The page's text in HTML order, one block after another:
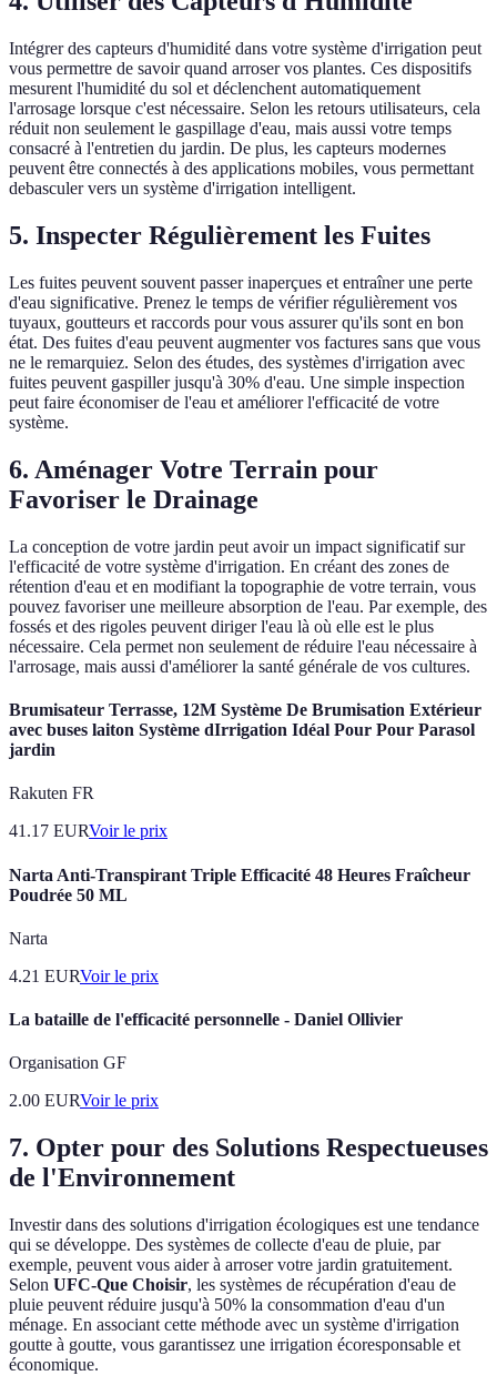
Intégrer des capteurs d'humidité dans votre système d'irrigation peut
vous permettre de savoir quand arroser vos plantes. Ces dispositifs
mesurent l'humidité du sol et déclenchent automatiquement
l'arrosage lorsque c'est nécessaire. Selon les retours utilisateurs, cela
réduit non seulement le gaspillage d'eau, mais aussi votre temps
consacré à l'entretien du jardin. De plus, les capteurs modernes
peuvent être connectés à des applications mobiles, vous permettant
debasculer vers un système d'irrigation intelligent.
5. Inspecter Régulièrement les Fuites
Les fuites peuvent souvent passer inaperçues et entraîner une perte
d'eau significative. Prenez le temps de vérifier régulièrement vos
tuyaux, goutteurs et raccords pour vous assurer qu'ils sont en bon
état. Des fuites d'eau peuvent augmenter vos factures sans que vous
ne le remarquiez. Selon des études, des systèmes d'irrigation avec
fuites peuvent gaspiller jusqu'à 30% d'eau. Une simple inspection
peut faire économiser de l'eau et améliorer l'efficacité de votre
système.
6. Aménager Votre Terrain pour
Favoriser le Drainage
La conception de votre jardin peut avoir un impact significatif sur
l'efficacité de votre système d'irrigation. En créant des zones de
rétention d'eau et en modifiant la topographie de votre terrain, vous
pouvez favoriser une meilleure absorption de l'eau. Par exemple, des
fossés et des rigoles peuvent diriger l'eau là où elle est le plus
nécessaire. Cela permet non seulement de réduire l'eau nécessaire à
l'arrosage, mais aussi d'améliorer la santé générale de vos cultures.
Brumisateur Terrasse, 12M Système De Brumisation Extérieur
avec buses laiton Système dIrrigation Idéal Pour Pour Parasol
jardin
Rakuten FR
41.17 EURVoir le prix
Narta Anti-Transpirant Triple Efficacité 48 Heures Fraîcheur
Poudrée 50 ML
Narta
4.21 EURVoir le prix
La bataille de l'efficacité personnelle - Daniel Ollivier
Organisation GF
2.00 EURVoir le prix
7. Opter pour des Solutions Respectueuses
de l'Environnement
Investir dans des solutions d'irrigation écologiques est une tendance
qui se développe. Des systèmes de collecte d'eau de pluie, par
exemple, peuvent vous aider à arroser votre jardin gratuitement.
Selon UFC-Que Choisir, les systèmes de récupération d'eau de
pluie peuvent réduire jusqu'à 50% la consommation d'eau d'un
ménage. En associant cette méthode avec un système d'irrigation
goutte à goutte, vous garantissez une irrigation écoresponsable et
économique.